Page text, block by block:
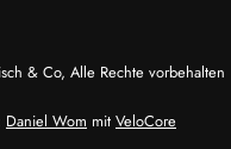
& Co, Alle Rechte vorbehalten
Daniel Wom mit VeloCore